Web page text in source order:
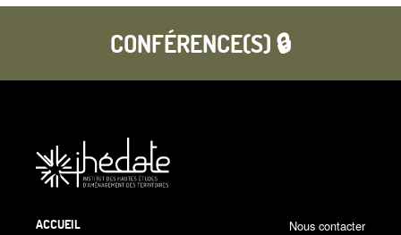
CONFÉRENCE(S) 🔒
ACCUEIL
Nous contacter